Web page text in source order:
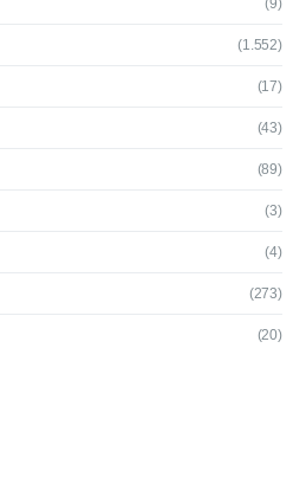
(9)
(1.552)
(17)
(43)
(89)
(3)
(4)
(273)
(20)